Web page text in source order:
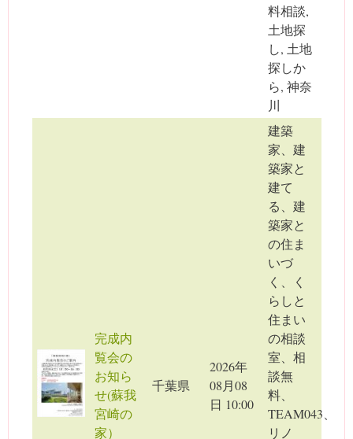
料相談,
土地探
し, 土地
探しか
ら, 神奈
川
完成内
覧会の
お知ら
せ(蘇我
宮崎の
家）
千葉県
2026年
08月08
日 10:00
建築
家、建
築家と
建て
る、建
築家と
の住ま
いづ
く、く
らしと
住まい
の相談
室、相
談無
料、
TEAM043、
リノ